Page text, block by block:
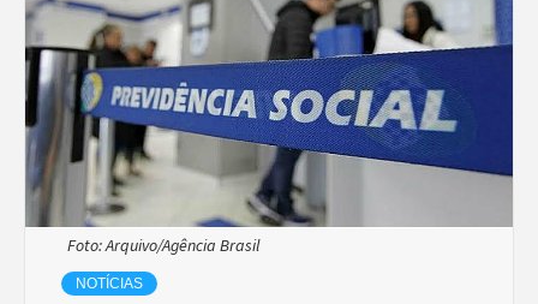
Foto: Arquivo/Agência Brasil
NOTÍCIAS